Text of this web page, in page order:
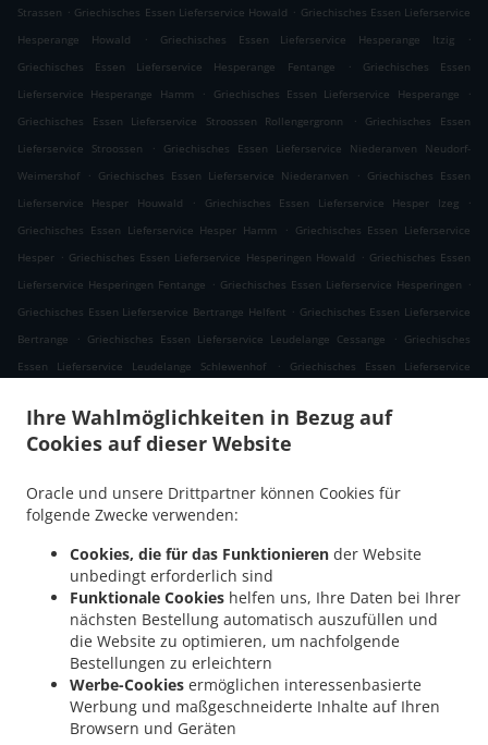
Ihre Wahlmöglichkeiten in Bezug auf
Cookies auf dieser Website
Oracle und unsere Drittpartner können Cookies für
folgende Zwecke verwenden:
Cookies, die für das Funktionieren der Website
unbedingt erforderlich sind
Funktionale Cookies helfen uns, Ihre Daten bei Ihrer
nächsten Bestellung automatisch auszufüllen und
die Website zu optimieren, um nachfolgende
Bestellungen zu erleichtern
Werbe-Cookies ermöglichen interessenbasierte
Werbung und maßgeschneiderte Inhalte auf Ihren
Browsern und Geräten
Strassen . Griechisches Essen Lieferservice Howald . Griechisches Essen Lieferservice
Hesperange Howald
. Griechisches Essen Lieferservice Hesperange Itzig
.
Griechisches Essen Lieferservice Hesperange Fentange
.
Griechisches Essen
Lieferservice Hesperange Hamm
. Griechisches Essen Lieferservice Hesperange
.
Griechisches Essen Lieferservice Stroossen Rollengergronn
.
Griechisches Essen
Lieferservice Stroossen
.
Griechisches Essen Lieferservice Niederanven Neudorf-
Weimershof
. Griechisches Essen Lieferservice Niederanven . Griechisches Essen
Lieferservice Hesper Houwald
. Griechisches Essen Lieferservice Hesper Izeg
.
Griechisches Essen Lieferservice Hesper Hamm
. Griechisches Essen Lieferservice
Hesper . Griechisches Essen Lieferservice Hesperingen Howald . Griechisches Essen
Lieferservice Hesperingen Fentange . Griechisches Essen Lieferservice Hesperingen .
Griechisches Essen Lieferservice Bertrange Helfent . Griechisches Essen Lieferservice
Bertrange
. Griechisches Essen Lieferservice Leudelange Cessange . Griechisches
Essen Lieferservice Leudelange Schlewenhof
.
Griechisches Essen Lieferservice
Lieferservice Bartringen . Griechisches Essen Lieferservice Bridel . Griechisches Essen
Lieferservice Itzig . Griechisches Essen Lieferservice Bartreng Helfent
Griechisches Essen Lieferservice Leudelingen
.
Griechisches Essen Lieferservice
Lieferservice Kopstal Rollengergronn . Griechisches Essen Lieferservice Kopstal Bridel
Griechisches Essen Lieferservice Kopstal
Koplescht Briddel
. Griechisches Essen Lieferservice Koplescht . Griechisches Essen
Lieferservice Bereldange
. Griechisches Essen Lieferservice Walfer .
Essen Lieferservice Walferdange Bereldange
Walferdange Beggen
. Griechisches Essen Lieferservice Walferdange Dommeldange
Griechisches Essen Lieferservice Walferdange
.